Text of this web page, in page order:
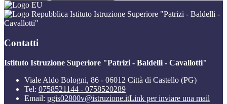
Istituto Istruzione Superiore "Patrizi - Baldelli -
Cavallotti"
Contatti
Istituto Istruzione Superiore "Patrizi - Baldelli - Cavallotti"
Viale Aldo Bologni, 86 - 06012 Città di Castello (PG)
Tel: 0758521144 - 0758520289
Email: pgis02800v@istruzione.itLink per inviare una mail